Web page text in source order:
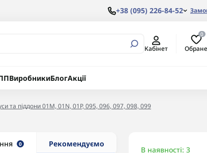
+38 (095) 226-84-52
Кабінет
0
Обране
ВиробникиБлогАкції
та піддони 01M, 01N, 01P, 095, 096, 097, 098, 099
0 Рекомендуємо
В наявності: 3